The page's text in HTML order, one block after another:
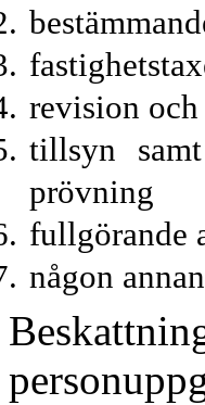
revision
tillsyn
prövning
fullgörande
någon